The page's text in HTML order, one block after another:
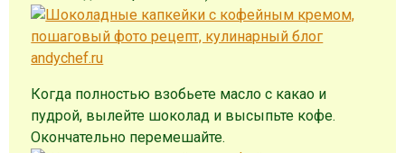
Когда полностью взобьете масло с какао и
пудрой, вылейте шоколад и высыпьте кофе.
Окончательно перемешайте.